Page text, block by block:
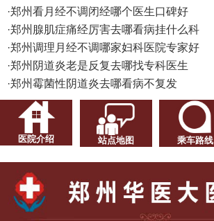
·郑州看月经不调闭经哪个医生口碑好
·郑州腺肌症痛经厉害去哪看病挂什么科
·郑州调理月经不调哪家妇科医院专家好
·郑州阴道炎老是反复去哪找专科医生
·郑州霉菌性阴道炎去哪看病不复发
医院介绍 站点地图 乘车路线